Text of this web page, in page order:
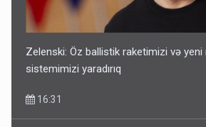
Zelenski: Öz ballistik raketimizi və
sistemimizi yaradırıq
16:31